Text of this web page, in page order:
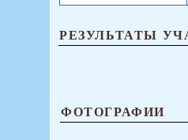
РЕЗУЛЬТАТЫ
ФОТОГРАФИИ